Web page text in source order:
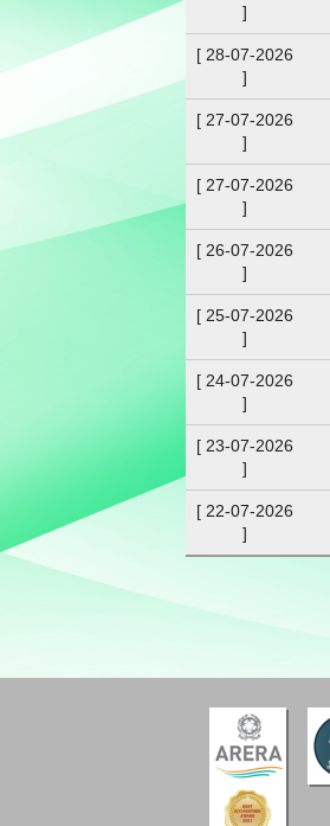
]
[ 28-07-2026
]
[ 27-07-2026
]
[ 27-07-2026
]
[ 26-07-2026
]
[ 25-07-2026
]
[ 24-07-2026
]
[ 23-07-2026
]
[ 22-07-2026
]